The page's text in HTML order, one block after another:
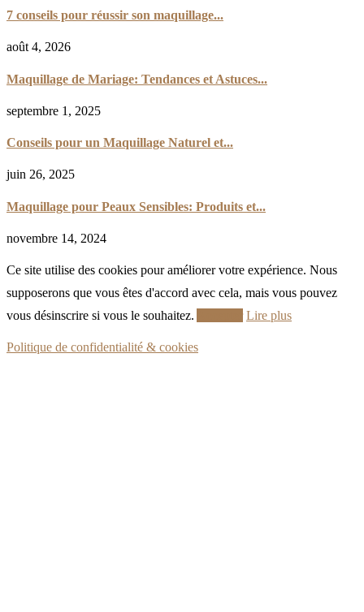
7 conseils pour réussir son maquillage...
août 4, 2026
Maquillage de Mariage: Tendances et Astuces...
septembre 1, 2025
Conseils pour un Maquillage Naturel et...
juin 26, 2025
Maquillage pour Peaux Sensibles: Produits et...
novembre 14, 2024
Ce site utilise des cookies pour améliorer votre expérience. Nous
supposerons que vous êtes d'accord avec cela, mais vous pouvez
vous désinscrire si vous le souhaitez.
Lire plus
Politique de confidentialité & cookies